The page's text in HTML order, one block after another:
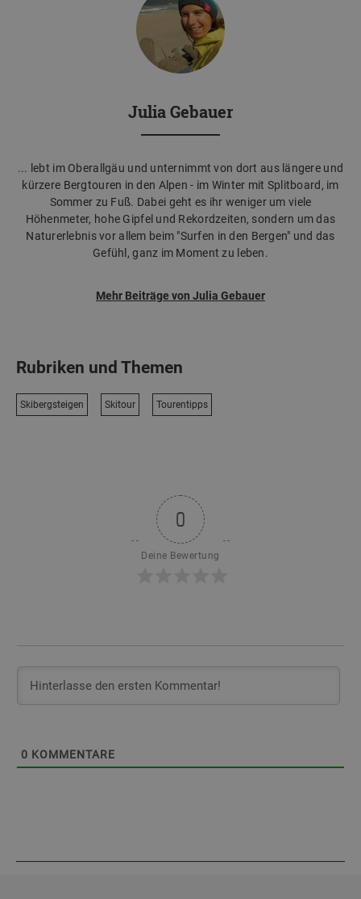
Julia Gebauer
... lebt im Oberallgäu und unternimmt von dort aus längere und
kürzere Bergtouren in den Alpen - im Winter mit Splitboard, im
Sommer zu Fuß. Dabei geht es ihr weniger um viele
Höhenmeter, hohe Gipfel und Rekordzeiten, sondern um das
Naturerlebnis vor allem beim "Surfen in den Bergen" und das
Gefühl, ganz im Moment zu leben.
Mehr Beiträge von Julia Gebauer
Rubriken und Themen
Skibergsteigen Skitour Tourentipps
0
Deine Bewertung
0 KOMMENTARE